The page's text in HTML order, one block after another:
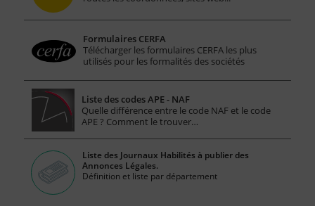
Formulaires CERFA
Télécharger les formulaires CERFA les plus
utilisés pour les formalités des sociétés
Liste des codes APE - NAF
Quelle différence entre le code NAF et le code
APE ? Comment le trouver…
Liste des Journaux Habilités à publier des
Annonces Légales.
Définition et liste par département